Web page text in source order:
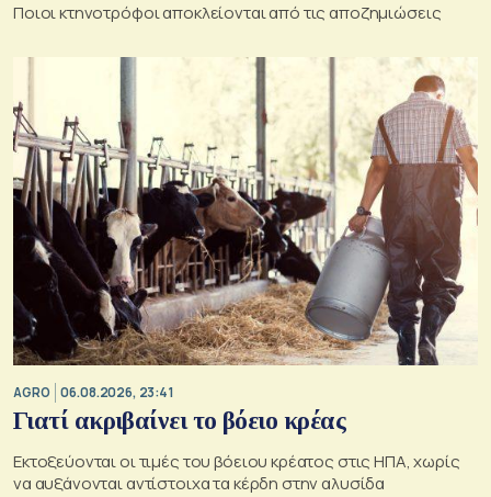
Ποιοι κτηνοτρόφοι αποκλείονται από τις αποζημιώσεις
AGRO 06.08.2026, 23:41
Γιατί ακριβαίνει το βόειο κρέας
Εκτοξεύονται οι τιμές του βόειου κρέατος στις ΗΠΑ, χωρίς
να αυξάνονται αντίστοιχα τα κέρδη στην αλυσίδα